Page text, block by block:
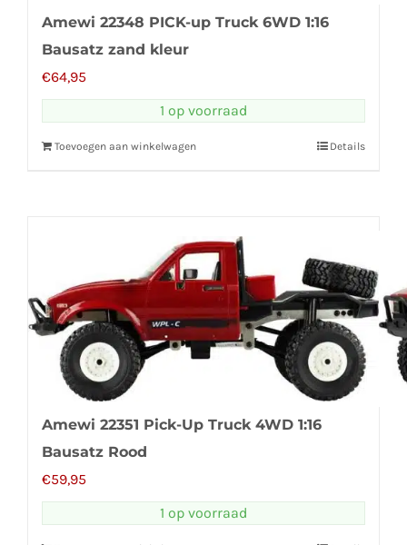
Amewi 22348 PICK-up Truck 6WD 1:16
Bausatz zand kleur
€64,95
1 op voorraad
Toevoegen aan winkelwagen Details
Amewi 22351 Pick-Up Truck 4WD 1:16
Bausatz Rood
€59,95
1 op voorraad